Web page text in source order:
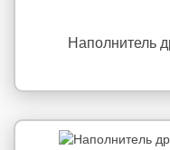
Наполнитель